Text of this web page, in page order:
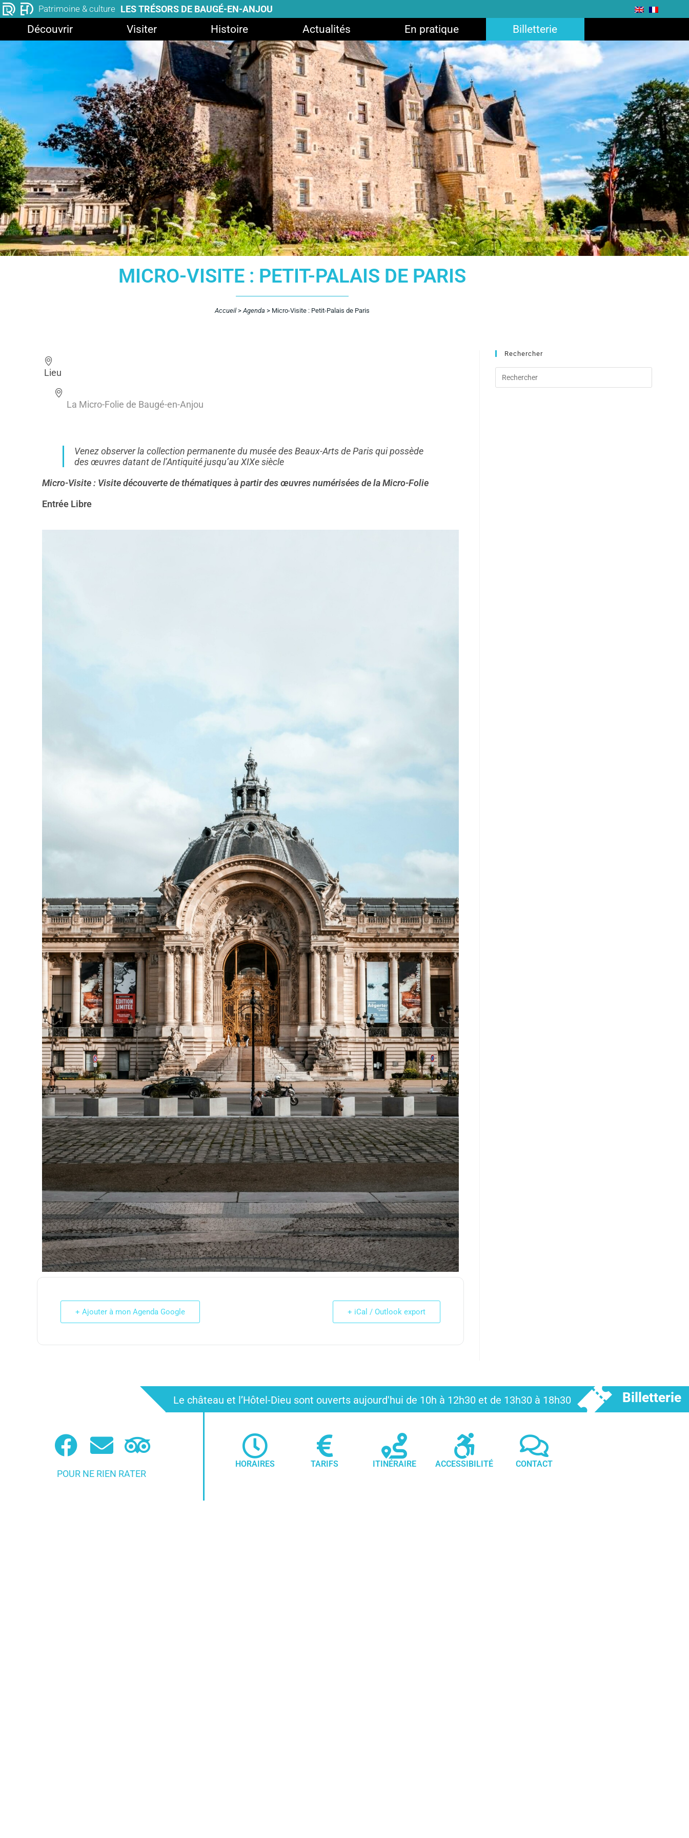
Patrimoine & culture LES TRÉSORS DE BAUGÉ-EN-ANJOU
Découvrir Visiter Histoire Actualités En pratique Billetterie
MICRO-VISITE : PETIT-PALAIS DE PARIS
Accueil >Agenda > Micro-Visite : Petit-Palais de Paris
Lieu
La Micro-Folie de Baugé-en-Anjou
Venez observer la collection permanente du musée des Beaux-Arts de Paris qui possède
des œuvres datant de l’Antiquité jusqu’au XIXe siècle
Micro-Visite : Visite découverte de thématiques à partir des œuvres numérisées de la Micro-Folie
Entrée Libre
+ Ajouter à mon Agenda Google + iCal / Outlook export
Rechercher
Le château et l’Hôtel-Dieu sont ouverts aujourd'hui de 10h à 12h30 et de 13h30 à 18h30 Billetterie
POUR NE RIEN RATER
HORAIRES TARIFS ITINÉRAIRE ACCESSIBILITÉ CONTACT